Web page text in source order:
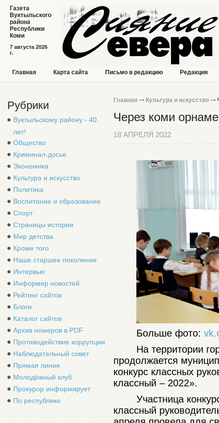
7 августа 2026
г.
Газета
Вуктыльского
района
Республики
Коми
Главная Карта сайта Письмо в редакцию Редакция
Рубрики
Вуктыльскому району - 40
лет!
Общество
Криминал-досье
Экономика
Культура и искусство
Политика
Воспитание и образование
Спорт
Страницы истории
Мир детства
Кроме того
Наше старшее поколение
Интервью
Информер новостей
Рейтинг сайтов
Блоги
Каталог сайтов
Архив номеров в PDF
Противодействие коррупции
Наблюдательный совет
Прямая линия
Молодёжный клуб
Прокурор информирует
По республике
Главная Культура и искусство
Через коми
18 АПРЕЛЯ 2022
Больше фото:
На территории
продолжается
конкурс классных
классный – 2022».
Участница
классный